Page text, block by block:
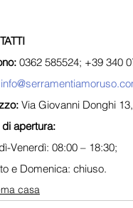
0362 585524; +39 340
Via Giovanni Donghi
apertura:
Venerdì: 08:00 – 18:30;
e Domenica: chiuso.
casa